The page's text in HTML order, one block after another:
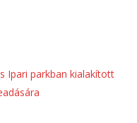
Ipari parkban kialakított